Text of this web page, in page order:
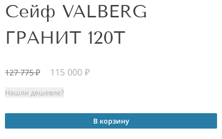
Сейф VALBERG
ГРАНИТ 120T
127 775₽ 115 000 ₽
Нашли дешевле?
В корзину